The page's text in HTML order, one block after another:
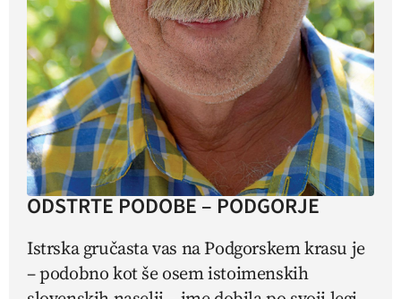
ODSTRTE PODOBE – PODGORJE
Istrska gručasta vas na Podgorskem krasu je
– podobno kot še osem istoimenskih